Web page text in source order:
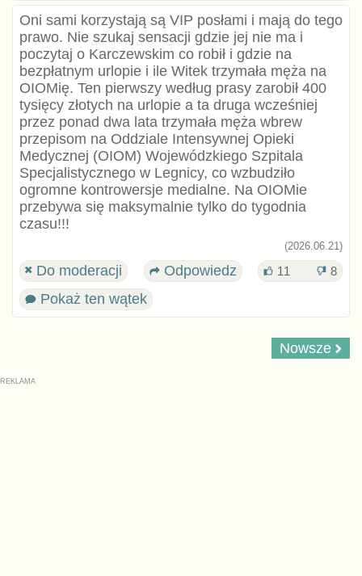
Oni sami korzystają są VIP posłami i mają do tego
prawo. Nie szukaj sensacji gdzie jej nie ma i
poczytaj o Karczewskim co robił i gdzie na
bezpłatnym urlopie i ile Witek trzymała męża na
OIOMię. Ten pierwszy według prasy zarobił 400
tysięcy złotych na urlopie a ta druga wcześniej
przez ponad dwa lata trzymała męża wbrew
przepisom na Oddziale Intensywnej Opieki
Medycznej (OIOM) Wojewódzkiego Szpitala
Specjalistycznego w Legnicy, co wzbudziło
ogromne kontrowersje medialne. Na OIOMie
przebywa się maksymalnie tylko do tygodnia
czasu!!!
(2026.06.21)
Do moderacji Odpowiedz 11 8
Pokaż ten wątek
Nowsze